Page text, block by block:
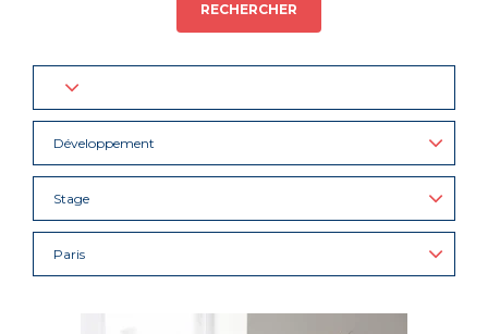
RECHERCHER
Développement
Stage
Paris